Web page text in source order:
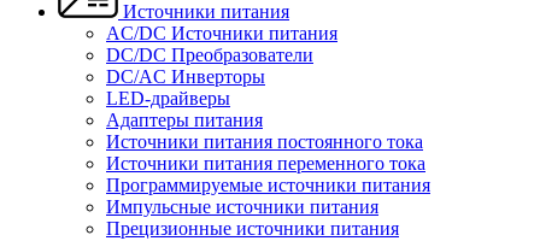
Источники питания
AC/DC Источники питания
DC/DC Преобразователи
DC/AC Инверторы
LED-драйверы
Адаптеры питания
Источники питания постоянного тока
Источники питания переменного тока
Программируемые источники питания
Импульсные источники питания
Прецизионные источники питания